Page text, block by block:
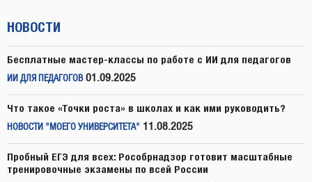
НОВОСТИ
Бесплатные мастер-классы по работе с ИИ для педагогов
ИИ ДЛЯ ПЕДАГОГОВ 01.09.2025
Что такое «Точки роста» в школах и как ими руководить?
НОВОСТИ "МОЕГО УНИВЕРСИТЕТА" 11.08.2025
Пробный ЕГЭ для всех: Рособрнадзор готовит масштабные
тренировочные экзамены по всей России